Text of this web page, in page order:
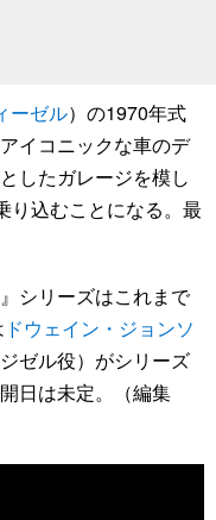
ーゼル）の1970年式
イコニックな車のデ
したガレージを模し
り込むことになる。最
シリーズはこれまで
ドウェイン・ジョンソ
ジゼル役）がシリーズ
日は未定。（編集